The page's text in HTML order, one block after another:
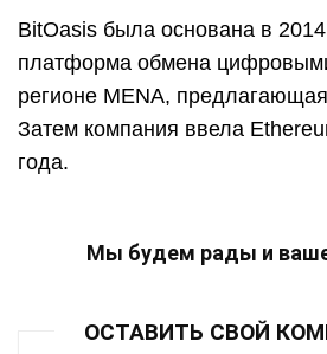
BitOasis была основана в 2014
платформа обмена
регионе MENA, предлагающая
Затем компания ввела
года.
Мы будем рады и
ОСТАВИТЬ СВОЙ